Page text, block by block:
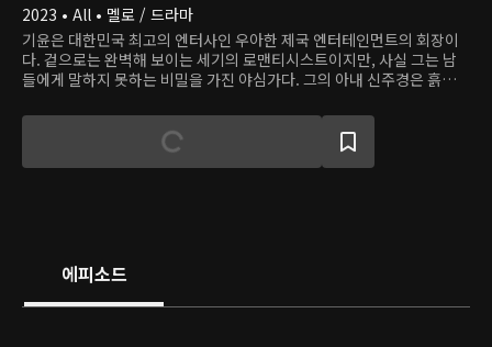
2023 • All • 멜로 / 드라마
기윤은 대한민국 최고의 엔터사인 우아한 제국 엔터테인먼트의 회장이
다. 겉으로는 완벽해 보이는 세기의 로맨티시스트이지만, 사실 그는 남
들에게 말하지 못하는 비밀을 가진 야심가다. 그의 아내 신주경은 흙수저
엄마이자 멋진 커리어를 개척한 여성이지만 예기치 못한 사건으로 모든
것을 빼앗긴다. 어머니의 반대를 무릅쓰고 배우가 된 우혁은 어느 날 갑
자기 사라진 스승 주경을 그리워한다. 그 순간, 주경과 똑같이 생긴 서희
에피소드